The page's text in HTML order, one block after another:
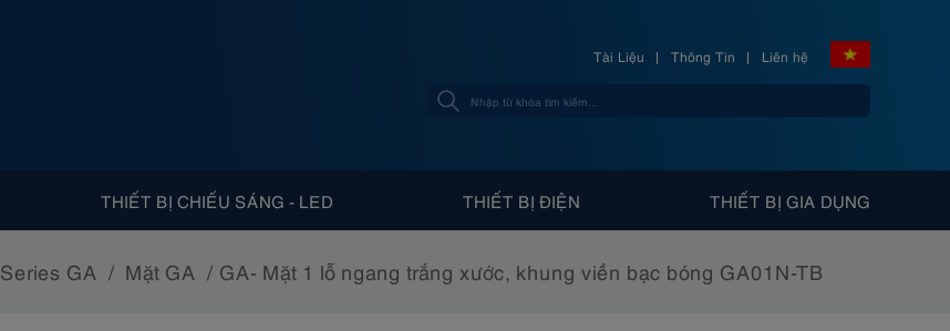
Tài Liệu Thông Tin Liên hệ
THIẾT BỊ CHIẾU SÁNG - LED THIẾT BỊ ĐIỆN THIẾT BỊ GIA DỤNG
Series GA Mặt GA GA- Mặt 1 lỗ ngang trắng xước, khung viền bạc bóng GA01N-TB